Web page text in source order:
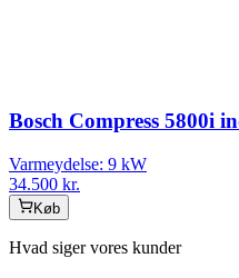
Bosch Compress 5800i
Varmeydelse: 9 kW
34.500 kr.
Køb
Hvad siger vores kunder